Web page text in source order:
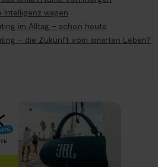
wagen
im Alltag – schon heute
– die Zukunft vom smarten Leben?